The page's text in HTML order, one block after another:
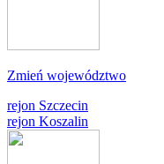
Zmień województwo
rejon Szczecin
rejon Koszalin